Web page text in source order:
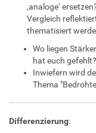
‚analoge‘
Vergleich
thematisiert
Wo liegen
hat euch
Inwiefern wird
Thema
Differenzierung: